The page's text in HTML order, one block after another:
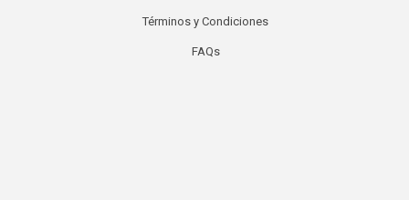
Términos y Condiciones
FAQs